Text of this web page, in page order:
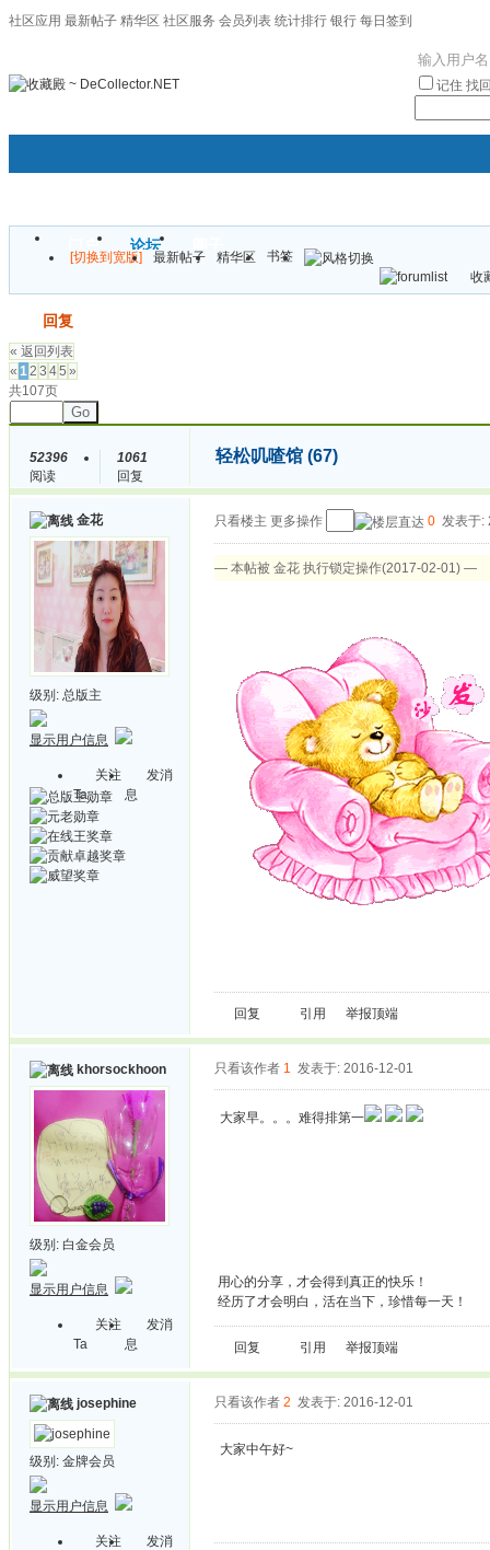
社区应用 最新帖子 精华区 社区服务 会员列表 统计排行 银行 每日签到
记住 找
门户 论坛
[切换到宽版] 最新帖子 精华区
书签
收
回复
« 返回列表
« 12 3 45 »
共107页
Go
52396
阅读
1061
回复
轻松叽喳馆 (67)
金花
级别: 总版主
显示用户信息
关注
Ta
发消
息
只看楼主 更多操作 0 发表于:
— 本帖被 金花 执行锁定操作(2017-02-01) —
回复 引用 举报顶端
khorsockhoon
级别: 白金会员
显示用户信息
关注
Ta
发消
息
只看该作者 1 发表于: 2016-12-01
大家早。。。难得排第一
用心的分享，才会得到真正的快乐！
经历了才会明白，活在当下，珍惜每一天！
回复 引用 举报顶端
josephine
级别: 金牌会员
显示用户信息
关注
发消
只看该作者 2 发表于: 2016-12-01
大家中午好~